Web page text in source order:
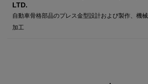
LTD.
自動車骨格部品のプレス金型設計および製作、機械
加工